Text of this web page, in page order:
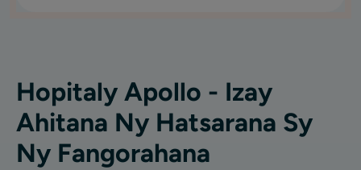
Hopitaly Apollo - Izay
Ahitana Ny Hatsarana Sy
Ny Fangorahana